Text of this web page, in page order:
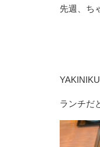
先週、ち
ランチだ